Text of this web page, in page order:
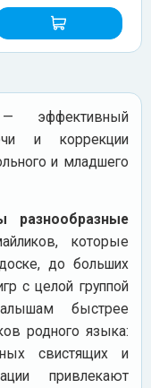
эффективный
и коррекции
и младшего
разнообразные
которые
до больших
с целой группой
быстрее
родного языка:
свистящих и
привлекают